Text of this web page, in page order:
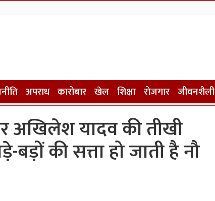
अपराध कारोबार खेल शिक्षा रोजगार जीवनशैली
अखिलेश यादव की तीखी
बड़ों की सत्ता हो जाती है नौ